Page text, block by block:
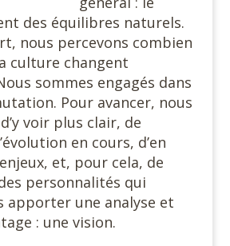
des équilibres naturels.
nous percevons combien
culture changent
sommes engagés dans
Pour avancer, nous
voir plus clair, de
en cours, d’en
et, pour cela, de
personnalités qui
apporter une analyse et
: une vision.